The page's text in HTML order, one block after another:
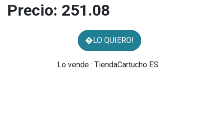
Precio: 251.08
�LO QUIERO!
Lo vende : TiendaCartucho ES